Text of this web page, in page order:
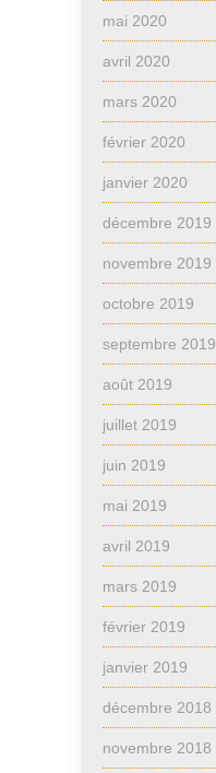
mai 2020
avril 2020
mars 2020
février 2020
janvier 2020
décembre 2019
novembre 2019
octobre 2019
septembre 2019
août 2019
juillet 2019
juin 2019
mai 2019
avril 2019
mars 2019
février 2019
janvier 2019
décembre 2018
novembre 2018